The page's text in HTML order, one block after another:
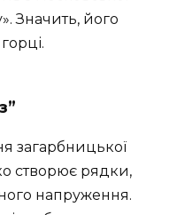
Значить, його
загарбницької
створює рядки,
напруження.